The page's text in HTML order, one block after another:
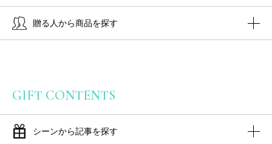
贈る人から商品を探す
GIFT CONTENTS
シーンから記事を探す